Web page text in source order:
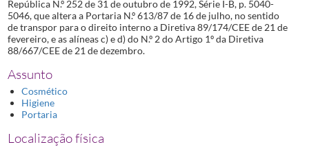
República N.º 252 de 31 de outubro de 1992, Série I-B, p. 5040-
5046, que altera a Portaria N.º 613/87 de 16 de julho, no sentido
de transpor para o direito interno a Diretiva 89/174/CEE de 21 de
fevereiro, e as alíneas c) e d) do N.º 2 do Artigo 1º da Diretiva
88/667/CEE de 21 de dezembro.
Assunto
Cosmético
Higiene
Portaria
Localização física